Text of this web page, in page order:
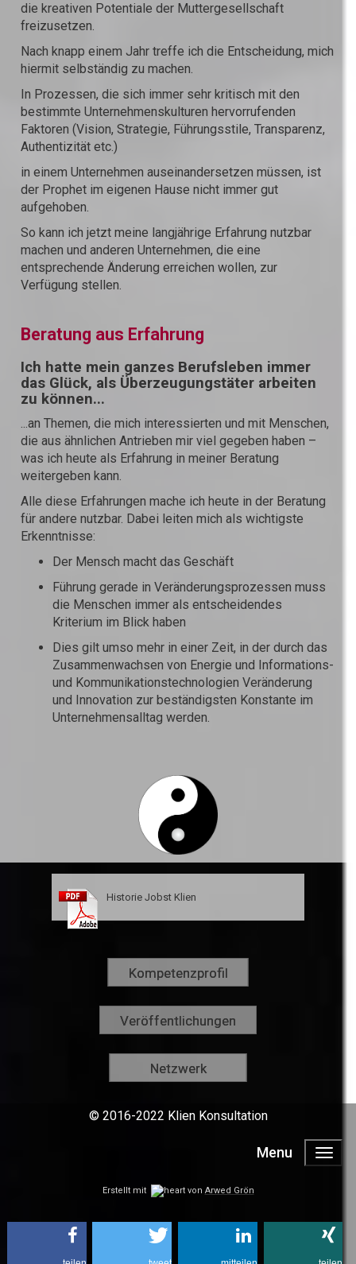
die kreativen Potentiale der Muttergesellschaft
freizusetzen.
Nach knapp einem Jahr treffe ich die Entscheidung, mich
hiermit selbständig zu machen.
In Prozessen, die sich immer sehr kritisch mit den
bestimmte Unternehmenskulturen hervorrufenden
Faktoren (Vision, Strategie, Führungsstile, Transparenz,
Authentizität etc.)
in einem Unternehmen auseinandersetzen müssen, ist
der Prophet im eigenen Hause nicht immer gut
aufgehoben.
So kann ich jetzt meine langjährige Erfahrung nutzbar
machen und anderen Unternehmen, die eine
entsprechende Änderung erreichen wollen, zur
Verfügung stellen.
Beratung aus Erfahrung
Ich hatte mein ganzes Berufsleben immer
das Glück, als Überzeugungstäter arbeiten
zu können...
...an Themen, die mich interessierten und mit Menschen,
die aus ähnlichen Antrieben mir viel gegeben haben –
was ich heute als Erfahrung in meiner Beratung
weitergeben kann.
Alle diese Erfahrungen mache ich heute in der Beratung
für andere nutzbar. Dabei leiten mich als wichtigste
Erkenntnisse:
Der Mensch macht das Geschäft
Führung gerade in Veränderungsprozessen muss
die Menschen immer als entscheidendes
Kriterium im Blick haben
Dies gilt umso mehr in einer Zeit, in der durch das
Zusammenwachsen von Energie und Informations-
und Kommunikationstechnologien Veränderung
und Innovation zur beständigsten Konstante im
Unternehmensalltag werden.
Historie Jobst Klien
Kompetenzprofil
Veröffentlichungen
Netzwerk
© 2016-2022 Klien Konsultation
Menu
Erstellt mit von Arwed Grön